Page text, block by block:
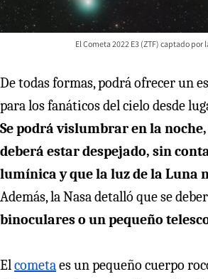
El Cometa 2022 E3 (ZTF) captado por
De todas formas, podrá ofrecer un
para los fanáticos del cielo desde
Se podrá vislumbrar en la
deberá estar despejado, sin
lumínica y que la luz de la Luna
Además, la Nasa detalló que se
binoculares o un pequeño
Elcometaes un pequeño cuerpo